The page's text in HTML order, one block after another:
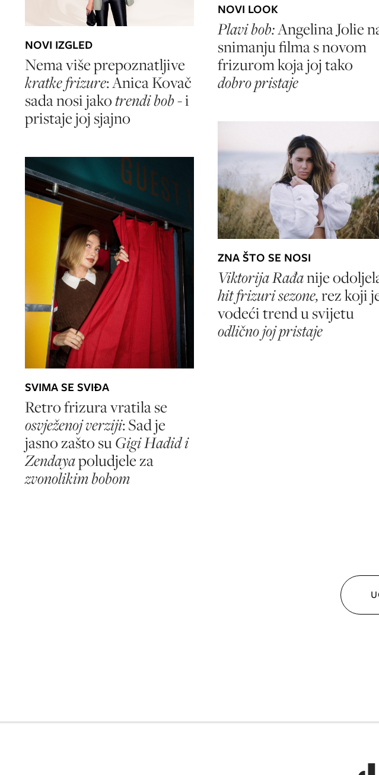
NOVI IZGLED
Nema više prepoznatljive
kratke frizure: Anica Kovač
sada nosi jakotrendi bob- i
pristaje joj sjajno
SVIMA SE SVIĐA
Retro frizura vratila se
osvježenoj verziji: Sad je
jasno zašto suGigi Hadid i
Zendayapoludjele za
zvonolikim bobom
NOVI LOOK
Plavi bob:Angelina Jolie
snimanju filma s novom
frizurom koja joj tako
dobro pristaje
ZNA ŠTO SE NOSI
Viktorija Rađanije
hit frizuri sezone,rez koji
vodeći trend u svijetu
odlično joj pristaje